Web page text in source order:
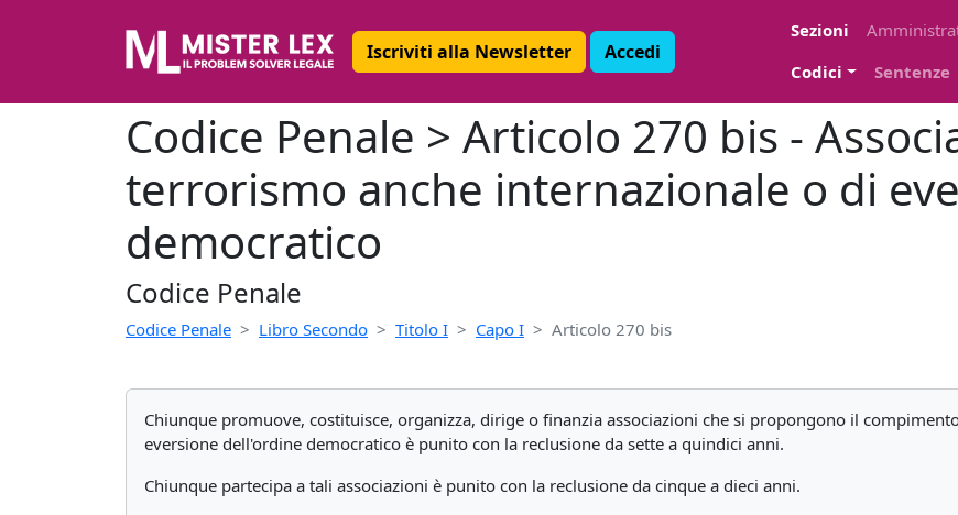
Iscriviti alla Newsletter Accedi
Sezioni
Codici
Sentenze
Codice Penale > Articolo 270 bis -
terrorismo anche internazionale o di
democratico
Codice Penale
Codice Penale Libro Secondo Titolo I Capo I Articolo 270 bis
Chiunque promuove, costituisce, organizza, dirige o finanzia associazioni che si propongono il
eversione dell'ordine democratico è punito con la reclusione da sette a quindici anni.
Chiunque partecipa a tali associazioni è punito con la reclusione da cinque a dieci anni.